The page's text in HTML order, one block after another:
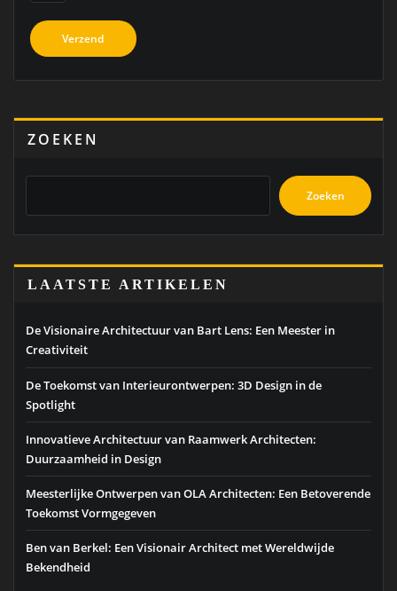
ZOEKEN
Zoeken
LAATSTE ARTIKELEN
De Visionaire Architectuur van Bart Lens: Een Meester in
Creativiteit
De Toekomst van Interieurontwerpen: 3D Design in de
Spotlight
Innovatieve Architectuur van Raamwerk Architecten:
Duurzaamheid in Design
Meesterlijke Ontwerpen van OLA Architecten: Een Betoverende
Toekomst Vormgegeven
Ben van Berkel: Een Visionair Architect met Wereldwijde
Bekendheid